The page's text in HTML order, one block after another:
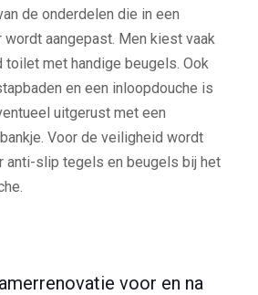
de onderdelen die in een
wordt aangepast. Men kiest vaak
toilet met handige beugels. Ook
en een inloopdouche is
uitgerust met een
Voor de veiligheid wordt
anti-slip tegels en beugels bij het
voor en na